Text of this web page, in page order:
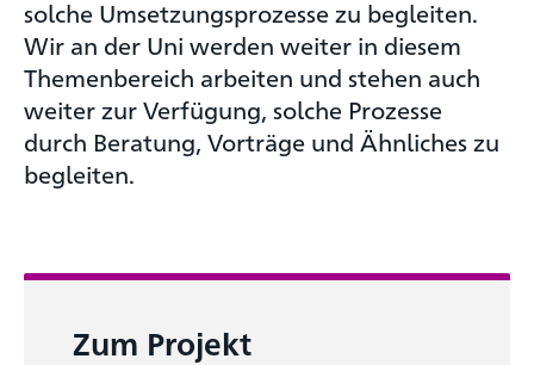
solche Umsetzungsprozesse zu begleiten.
Wir an der Uni werden weiter in diesem
Themenbereich arbeiten und stehen auch
weiter zur Verfügung, solche Prozesse
durch Beratung, Vorträge und Ähnliches zu
begleiten.
Zum Projekt